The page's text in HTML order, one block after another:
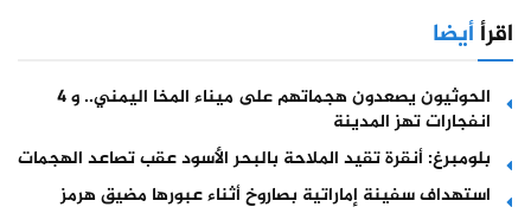
اقرأأيضا
الحوثيون يصعدون هجماتهم على ميناء المخا اليمني.. و 4
انفجارات تهز المدينة
بلومبرغ: أنقرة تقيد الملاحة بالبحر الأسود عقب تصاعد الهجمات
استهداف سفينة إماراتية بصاروخ أثناء عبورها مضيق هرمز